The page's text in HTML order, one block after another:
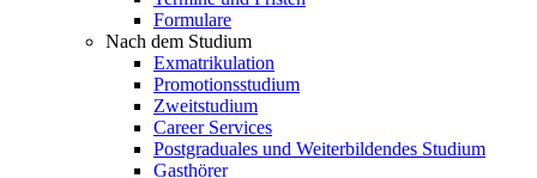
Formulare
Nach dem Studium
Exmatrikulation
Promotionsstudium
Zweitstudium
Career Services
Postgraduales und Weiterbildendes Studium
Gasthörer